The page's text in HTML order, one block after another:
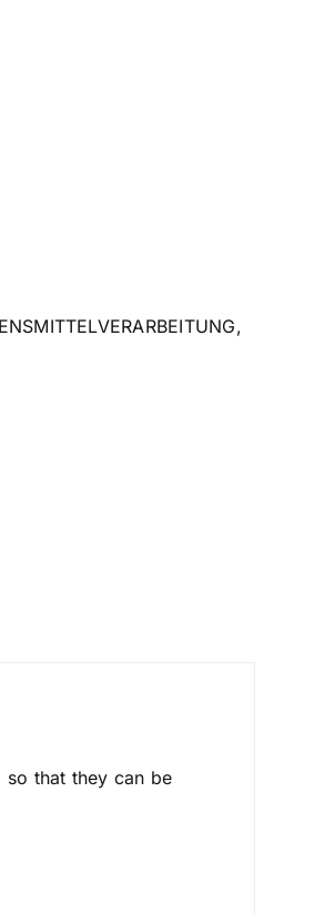
,
that they can be